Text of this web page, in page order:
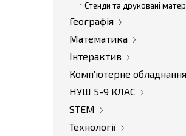
Стенди та друковані
Географія
Математика
Інтерактив
Комп’ютерне обладнання
НУШ 5-9 КЛАС
STEM
Технології